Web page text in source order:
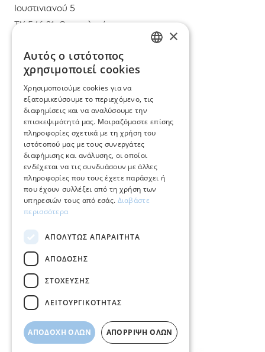
Ιουστινιανού 5
ΤΚ 546 31, Θεσσαλονίκη
info@mimadastimargarita.gr
ΕΞΥΠΗΡΕΤΗΣΗ ΠΕΛΑΤΩΝ
Φροντίδα και επισκευή κοσμημάτων
Όροι χρήσης
Επιστροφές
Πολιτική πληρωμών
Πολιτική αποστολών
Ο λογαριασμός μου
Επικοινωνία
×
Αυτός ο ιστότοπος
χρησιμοποιεί cookies
Χρησιμοποιούμε cookies για να
εξατομικεύσουμε το περιεχόμενο, τις
διαφημίσεις και να αναλύσουμε την
επισκεψιμότητά μας. Μοιραζόμαστε επίσης
πληροφορίες σχετικά με τη χρήση του
ιστότοπού μας με τους συνεργάτες
διαφήμισης και ανάλυσης, οι οποίοι
ενδέχεται να τις συνδυάσουν με άλλες
πληροφορίες που τους έχετε παράσχει ή
που έχουν συλλέξει από τη χρήση των
υπηρεσιών τους από εσάς. Διαβάστε
περισσότερα
ΑΠΟΛΎΤΩΣ ΑΠΑΡΑΊΤΗΤΑ
ΑΠΌΔΟΣΗΣ
ΣΤΌΧΕΥΣΗΣ
ΛΕΙΤΟΥΡΓΙΚΌΤΗΤΑΣ
ΑΠΟΔΟΧΉ ΌΛΩΝ ΑΠΌΡΡΙΨΗ ΌΛΩΝ